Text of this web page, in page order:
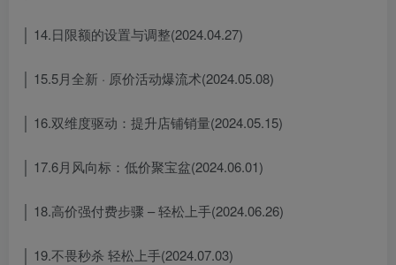
│ 14.日限额的设置与调整(2024.04.27)
│ 15.5月全新 · 原价活动爆流术(2024.05.08)
│ 16.双维度驱动：提升店铺销量(2024.05.15)
│ 17.6月风向标：低价聚宝盆(2024.06.01)
│ 18.高价强付费步骤 – 轻松上手(2024.06.26)
│ 19.不畏秒杀 轻松上手(2024.07.03)